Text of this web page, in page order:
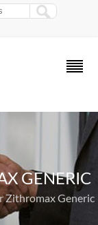
GENERIC
Zithromax Generic